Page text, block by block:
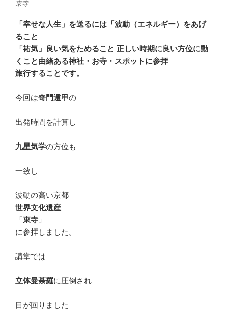
東寺
「幸せな人生」を送るには「波動（エネルギー）をあげ
ること
「祐気」良い気をためること 正しい時期に良い方位に動
くこと由緒ある神社・お寺・スポットに参拝
旅行することです。
今回は奇門遁甲の
出発時間を計算し
九星気学の方位も
一致し
波動の高い京都
世界文化遺産
「東寺 」
に参拝しました。
講堂では
立体曼荼羅に圧倒され
目が回りました